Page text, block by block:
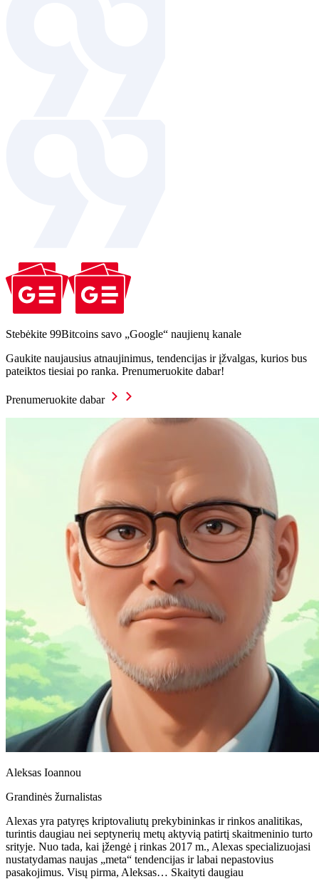
Stebėkite 99Bitcoins savo „Google“ naujienų kanale
Gaukite naujausius atnaujinimus, tendencijas ir įžvalgas, kurios bus
pateiktos tiesiai po ranka. Prenumeruokite dabar!
Prenumeruokite dabar
Aleksas Ioannou
Grandinės žurnalistas
Alexas yra patyręs kriptovaliutų prekybininkas ir rinkos analitikas,
turintis daugiau nei septynerių metų aktyvią patirtį skaitmeninio turto
srityje. Nuo tada, kai įžengė į rinkas 2017 m., Alexas specializuojasi
nustatydamas naujas „meta“ tendencijas ir labai nepastovius
pasakojimus. Visų pirma, Aleksas… Skaityti daugiau